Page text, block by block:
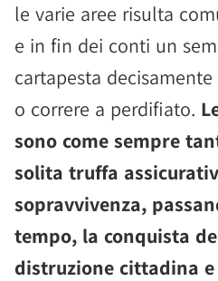
le varie aree risulta
e in fin dei conti un
cartapesta
o correre a perdifiato.
sono come sempre
solita truffa
sopravvivenza,
tempo, la conquista
distruzione cittadina